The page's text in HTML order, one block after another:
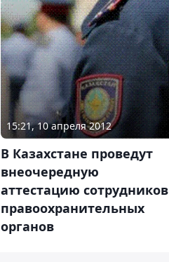
15:21, 10 апреля 2012
В Казахстане проведут
внеочередную
аттестацию сотрудников
правоохранительных
органов